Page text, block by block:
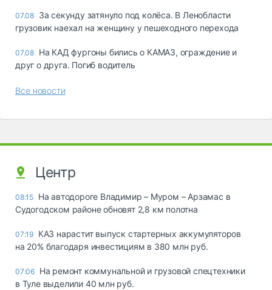
07.08 За секунду затянуло под колёса. В Ленобласти
грузовик наехал на женщину у пешеходного перехода
07.08 На КАД фургоны бились о КАМАЗ, ограждение и
друг о друга. Погиб водитель
Все новости
Центр
08:15 На автодороге Владимир – Муром – Арзамас в
Судогодском районе обновят 2,8 км полотна
07:19 КАЗ нарастит выпуск стартерных аккумуляторов
на 20% благодаря инвестициям в 380 млн руб.
07:06 На ремонт коммунальной и грузовой спецтехники
в Туле выделили 40 млн руб.